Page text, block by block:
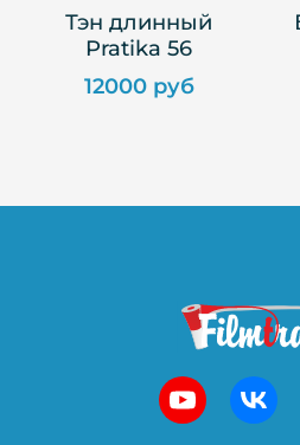
Тэн длинный
Pratika 56
12000 руб